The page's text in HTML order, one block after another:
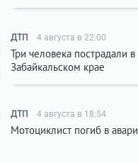
ДТП 4 августа в 22:00
Три человека пострадали
Забайкальском крае
ДТП 4 августа в 18:54
Мотоциклист погиб в